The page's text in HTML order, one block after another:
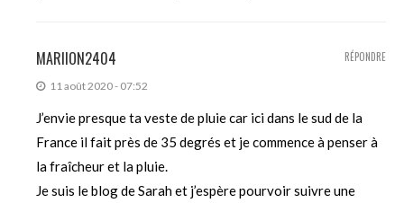
MARIION2404
11 août 2020 - 07:52
J’envie presque ta veste de pluie car ici dans le sud de la
France il fait près de 35 degrés et je commence à penser à
la fraîcheur et la pluie.
Je suis le blog de Sarah et j’espère pourvoir suivre une
RÉPONDRE